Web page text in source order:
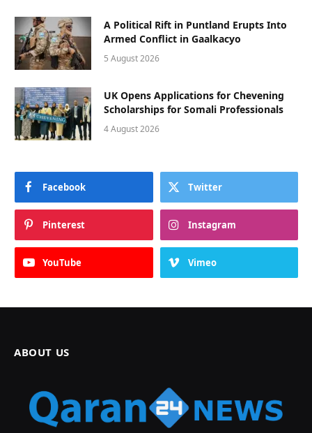
A Political Rift in Puntland Erupts Into
Armed Conflict in Gaalkacyo
5 August 2026
UK Opens Applications for Chevening
Scholarships for Somali Professionals
4 August 2026
Facebook Twitter
Pinterest Instagram
YouTube Vimeo
ABOUT US